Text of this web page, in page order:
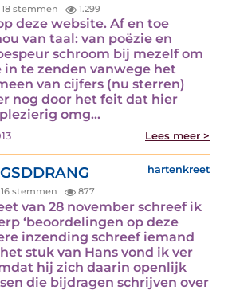
stemmen 1.299
deze website. Af en toe
van taal: van poëzie en
schroom bij mezelf om
in te zenden vanwege het
van cijfers (nu sterren)
nog door het feit dat hier
omg...
Lees meer >
hartenkreet
stemmen 877
van 28 november schreef ik
‘beoordelingen op deze
inzending schreef iemand
stuk van Hans vond ik ver
hij zich daarin openlijk
die bijdragen schrijven over